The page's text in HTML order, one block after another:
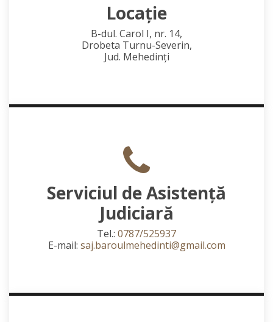
Locaţie
B-dul. Carol I, nr. 14,
Drobeta Turnu-Severin,
Jud. Mehedinţi
Serviciul de Asistență
Judiciară
Tel.: 0787/525937
E-mail: saj.baroulmehedinti@gmail.com